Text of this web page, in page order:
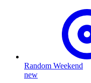
Random Weekend
new